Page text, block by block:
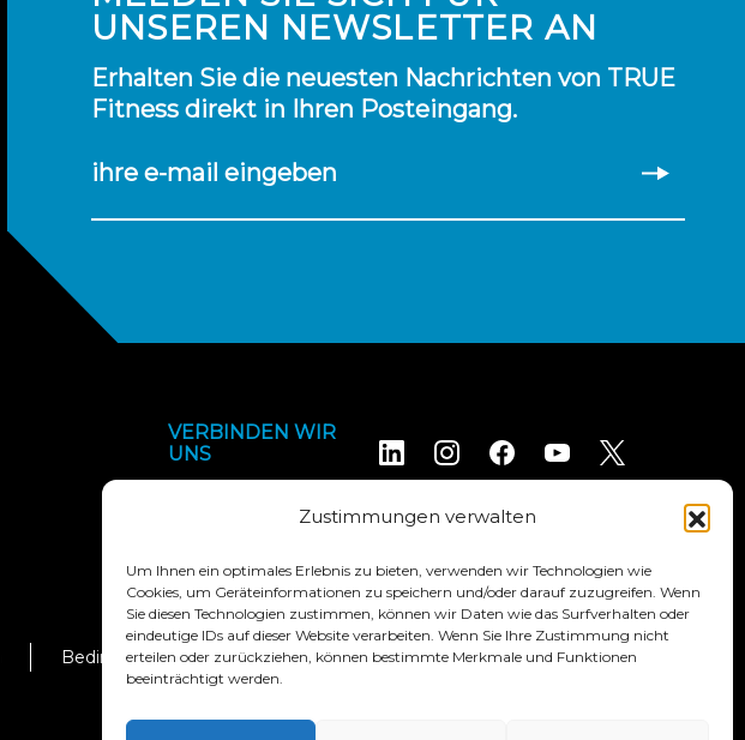
Zustimmungen verwalten
Um Ihnen ein optimales Erlebnis zu bieten, verwenden wir Technologien wie
Cookies, um Geräteinformationen zu speichern und/oder darauf zuzugreifen. Wenn
Sie diesen Technologien zustimmen, können wir Daten wie das Surfverhalten oder
eindeutige IDs auf dieser Website verarbeiten. Wenn Sie Ihre Zustimmung nicht
erteilen oder zurückziehen, können bestimmte Merkmale und Funktionen
beeinträchtigt werden.
UNSEREN NEWSLETTER AN
Erhalten Sie die neuesten Nachrichten von TRUE
Fitness direkt in Ihren Posteingang.
ihre e-mail eingeben
VERBINDEN WIR
UNS
Bedingungen und Konditionen Erklärung zur Zugänglichkeit